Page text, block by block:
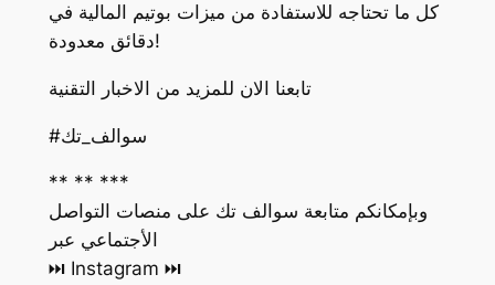
كل ما تحتاجه للاستفادة من ميزات بوتيم المالية في
دقائق معدودة!
تابعنا الان للمزيد من الاخبار التقنية
#سوالف_تك
** ** ***
وبإمكانكم متابعة سوالف تك على منصات التواصل
الأجتماعي عبر
‏⏭ Instagram ⏭